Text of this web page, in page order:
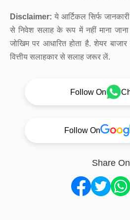
Disclaimer: ये आर्टिकल सिर्फ
से निवेश सलाह के रूप में नहीं माना जाना
जोखिम पर आधारित होता है. शेयर
वित्तीय सलाहकार से सलाह जरूर लें.
Follow On
Follow On
Share On